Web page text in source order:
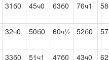
31б0 45ч0 63б0 76ч1
32ч0 50б0 60ч½ 52б0
33б0 51ч1 47б0 43ч0